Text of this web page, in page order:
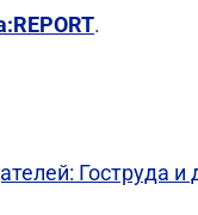
.
Гоструда и